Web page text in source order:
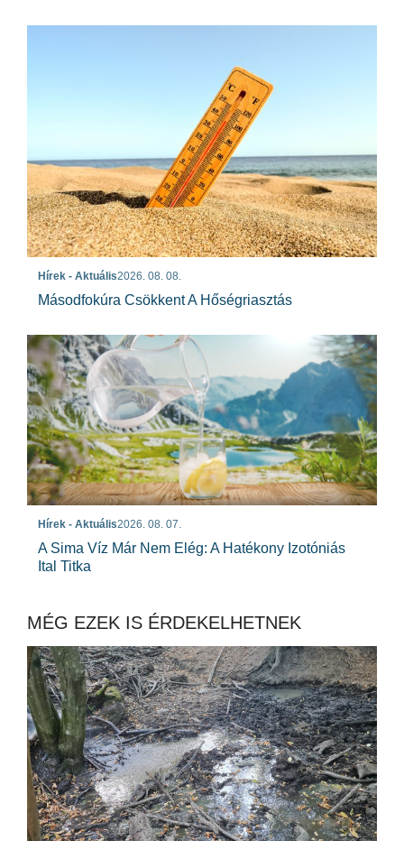
Hírek - Aktuális2026. 08. 08.
Másodfokúra Csökkent A Hőségriasztás
Hírek - Aktuális2026. 08. 07.
A Sima Víz Már Nem Elég: A Hatékony Izotóniás
Ital Titka
MÉG EZEK IS ÉRDEKELHETNEK